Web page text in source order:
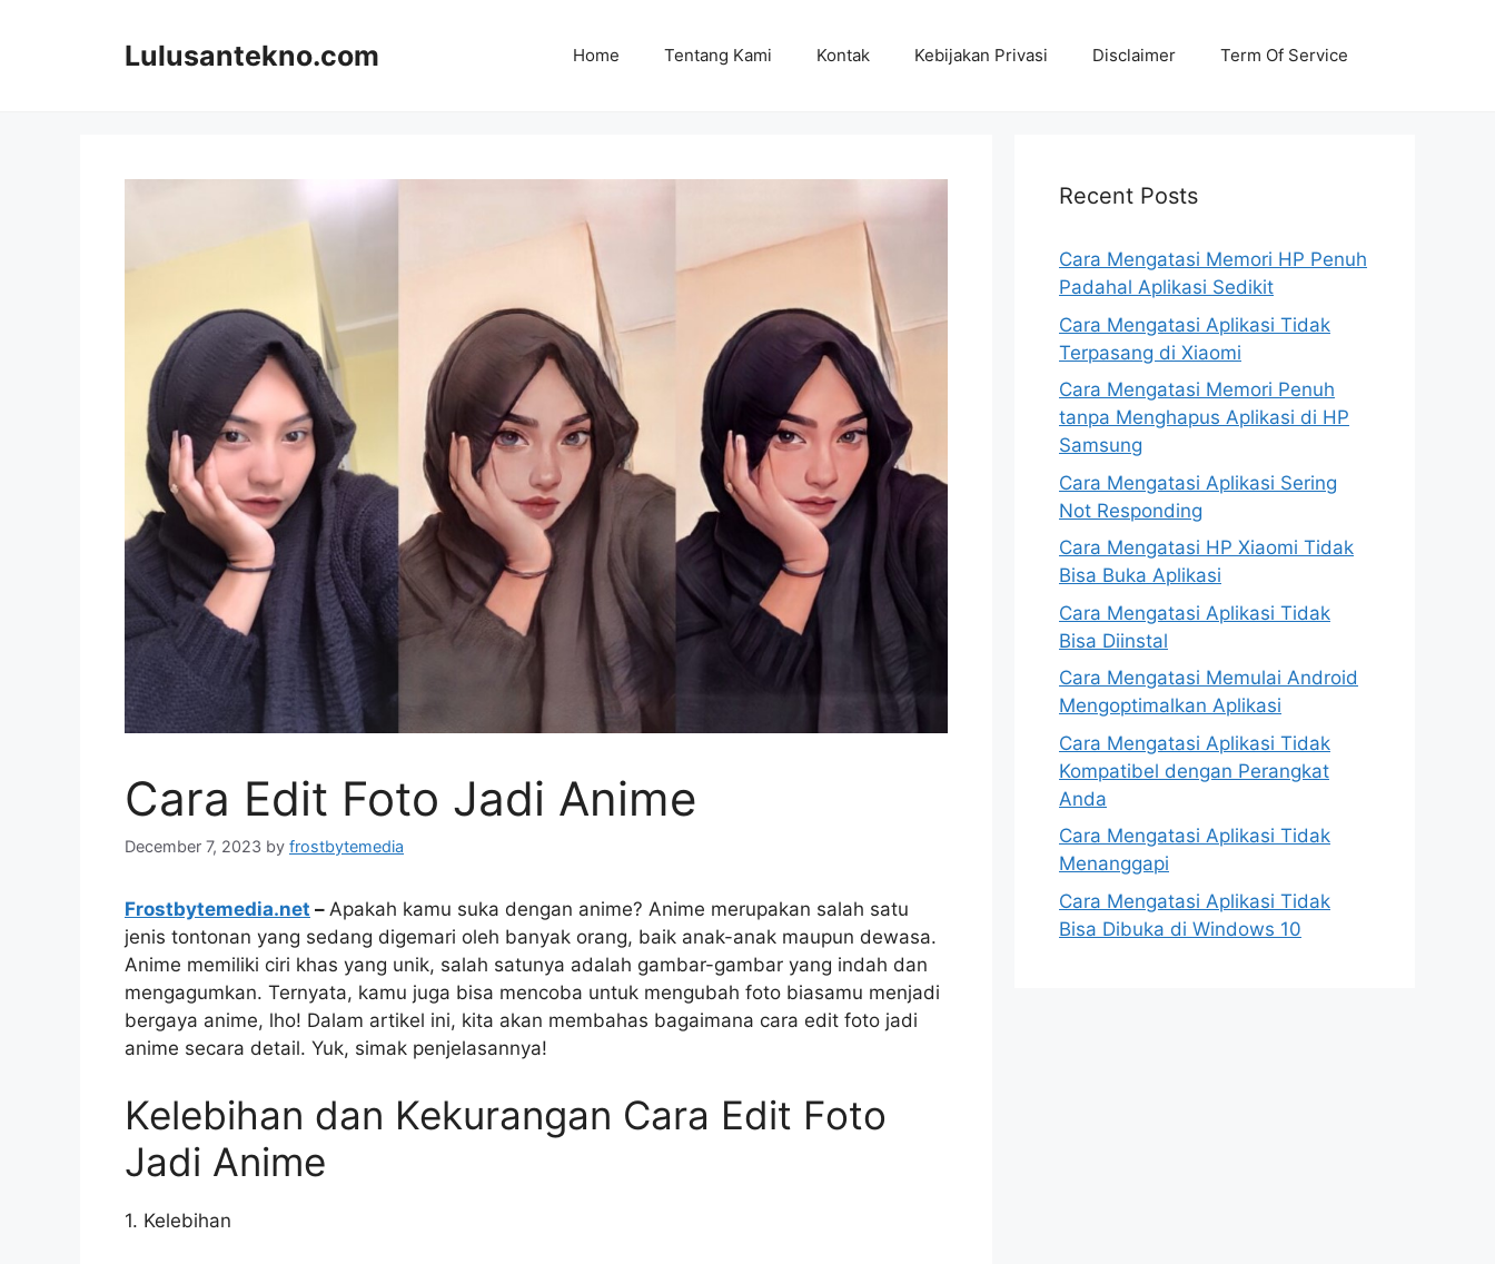
Lulusantekno.com Home Tentang Kami Kontak Kebijakan Privasi Disclaimer Term Of Service
Cara Edit Foto Jadi Anime
December 7, 2023 by frostbytemedia
Frostbytemedia.net – Apakah kamu suka dengan anime? Anime merupakan salah satu
jenis tontonan yang sedang digemari oleh banyak orang, baik anak-anak maupun dewasa.
Anime memiliki ciri khas yang unik, salah satunya adalah gambar-gambar yang indah dan
mengagumkan. Ternyata, kamu juga bisa mencoba untuk mengubah foto biasamu menjadi
bergaya anime, lho! Dalam artikel ini, kita akan membahas bagaimana cara edit foto jadi
anime secara detail. Yuk, simak penjelasannya!
Kelebihan dan Kekurangan Cara Edit Foto
Jadi Anime
1. Kelebihan
Recent Posts
Cara Mengatasi Memori HP Penuh
Padahal Aplikasi Sedikit
Cara Mengatasi Aplikasi Tidak
Terpasang di Xiaomi
Cara Mengatasi Memori Penuh
tanpa Menghapus Aplikasi di HP
Samsung
Cara Mengatasi Aplikasi Sering
Not Responding
Cara Mengatasi HP Xiaomi Tidak
Bisa Buka Aplikasi
Cara Mengatasi Aplikasi Tidak
Bisa Diinstal
Cara Mengatasi Memulai Android
Mengoptimalkan Aplikasi
Cara Mengatasi Aplikasi Tidak
Kompatibel dengan Perangkat
Anda
Cara Mengatasi Aplikasi Tidak
Menanggapi
Cara Mengatasi Aplikasi Tidak
Bisa Dibuka di Windows 10